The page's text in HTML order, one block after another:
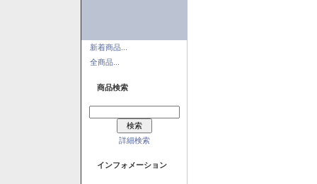
新着商品...
全商品...
商品検索
詳細検索
インフォメーション